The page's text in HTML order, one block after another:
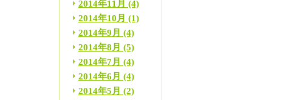
2014年11月 (4)
2014年10月 (1)
2014年9月 (4)
2014年8月 (5)
2014年7月 (4)
2014年6月 (4)
2014年5月 (2)